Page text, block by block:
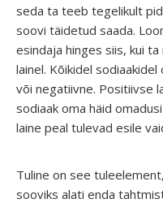
seda ta teeb tegelikult
soovi täidetud saada.
esindaja hinges siis, kui
lainel. Kõikidel
või negatiivne. Positiivse
sodiaak oma häid
laine peal tulevad esile
Tuline on see
sooviks alati enda